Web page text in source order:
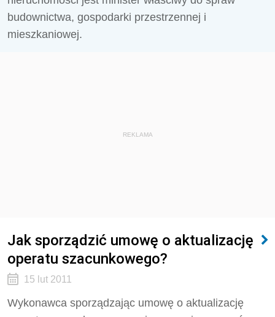
budownictwa, gospodarki przestrzennej i
mieszkaniowej.
REKLAMA
Jak sporządzić umowę o aktualizację
operatu szacunkowego?
15 lut 2011
Wykonawca sporządzając umowę o aktualizację